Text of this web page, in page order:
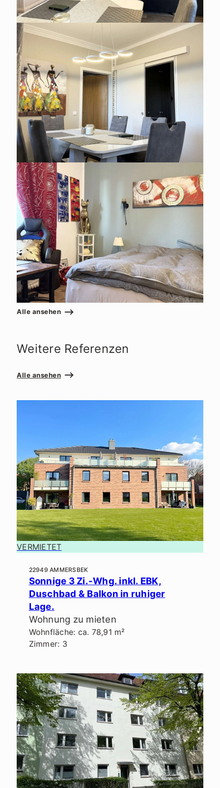
Alle ansehen
Weitere Referenzen
Alle ansehen
VERMIETET
22949 AMMERSBEK
Sonnige 3 Zi.-Whg. inkl. EBK,
Duschbad & Balkon in ruhiger
Lage.
Wohnung zu mieten
Wohnfläche: ca. 78,91 m²
Zimmer: 3